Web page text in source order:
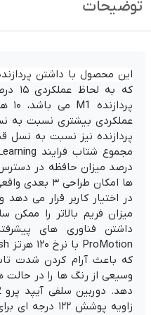
توضیحات
این محصول با داشتن
که
عملکردی بیشتری نسبت به
درصد میزان حافظه در
در اختیار کاربر قرار می
میزان فریم بالاتر را ممکن
داشتن فناوری های
وسیعی از رنگ ها را در حالت
زاویه پوشش